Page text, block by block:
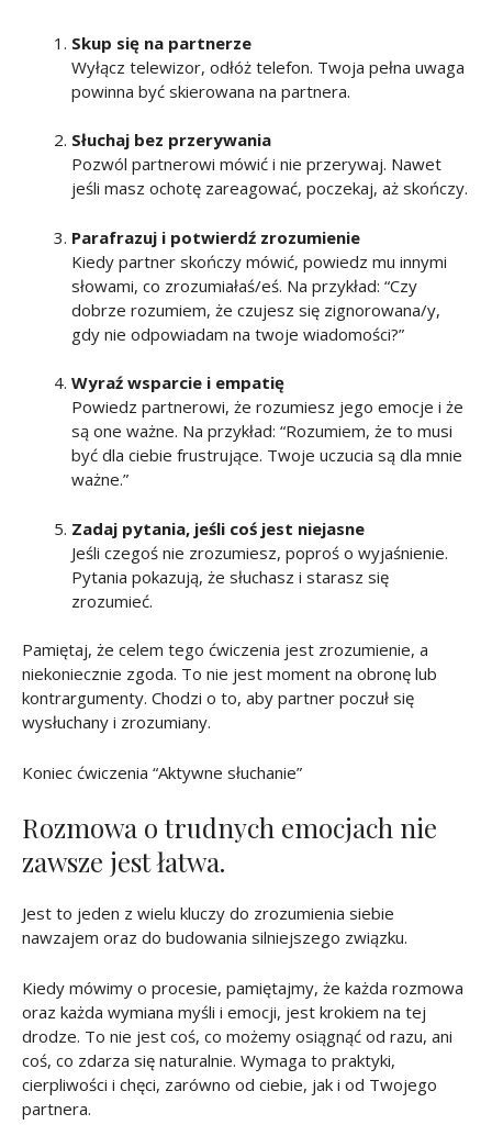
Skup się na partnerze
Wyłącz telewizor, odłóż telefon. Twoja pełna uwaga
powinna być skierowana na partnera.
Słuchaj bez przerywania
Pozwól partnerowi mówić i nie przerywaj. Nawet
jeśli masz ochotę zareagować, poczekaj, aż skończy.
Parafrazuj i potwierdź zrozumienie
Kiedy partner skończy mówić, powiedz mu innymi
słowami, co zrozumiałaś/eś. Na przykład: “Czy
dobrze rozumiem, że czujesz się zignorowana/y,
gdy nie odpowiadam na twoje wiadomości?”
Wyraź wsparcie i empatię
Powiedz partnerowi, że rozumiesz jego emocje i że
są one ważne. Na przykład: “Rozumiem, że to musi
być dla ciebie frustrujące. Twoje uczucia są dla mnie
ważne.”
Zadaj pytania, jeśli coś jest niejasne
Jeśli czegoś nie zrozumiesz, poproś o wyjaśnienie.
Pytania pokazują, że słuchasz i starasz się
zrozumieć.
Pamiętaj, że celem tego ćwiczenia jest zrozumienie, a
niekoniecznie zgoda. To nie jest moment na obronę lub
kontrargumenty. Chodzi o to, aby partner poczuł się
wysłuchany i zrozumiany.
Koniec ćwiczenia “Aktywne słuchanie”
Rozmowa o trudnych emocjach nie
zawsze jest łatwa.
Jest to jeden z wielu kluczy do zrozumienia siebie
nawzajem oraz do budowania silniejszego związku.
Kiedy mówimy o procesie, pamiętajmy, że każda rozmowa
oraz każda wymiana myśli i emocji, jest krokiem na tej
drodze. To nie jest coś, co możemy osiągnąć od razu, ani
coś, co zdarza się naturalnie. Wymaga to praktyki,
cierpliwości i chęci, zarówno od ciebie, jak i od Twojego
partnera.